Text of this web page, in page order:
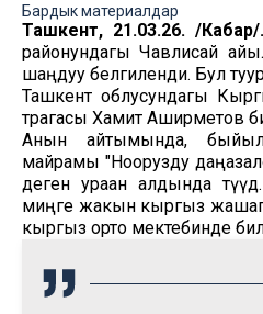
Бардык материалдар
Ташкент, 21.03.26. /Кабар/.
районундагы Чавлисай
шаңдуу белгиленди. Бул
Ташкент облусундагы
төрагасы Хамит Аширметов
Анын айтымында, быйыл
майрамы "Ноорузду
деген ураан алдында
миңге жакын кыргыз
кыргыз орто мектебинде